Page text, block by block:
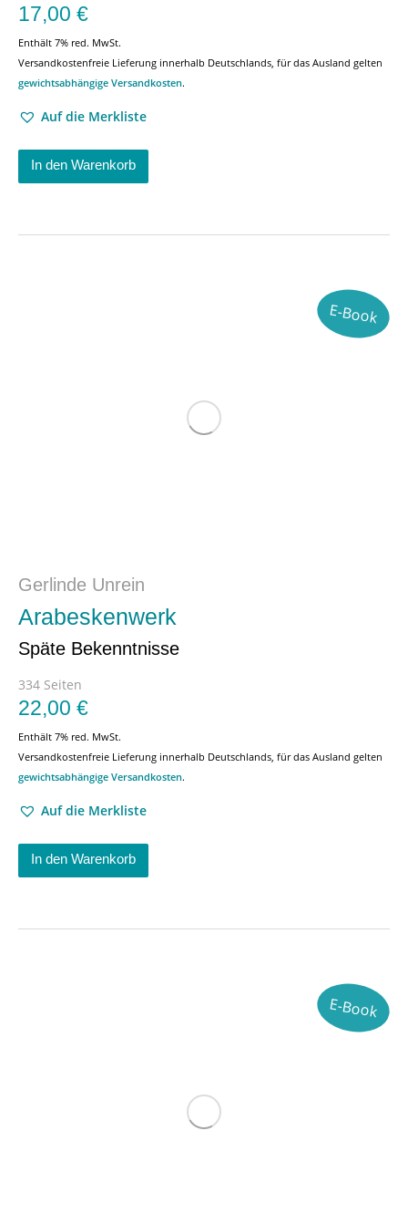
17,00 €
Enthält 7% red. MwSt.
Versandkostenfreie Lieferung innerhalb Deutschlands, für das Ausland gelten
gewichtsabhängige Versandkosten.
Auf die Merkliste
In den Warenkorb
E-Book
Gerlinde Unrein
Arabeskenwerk
Späte Bekenntnisse
334 Seiten
22,00 €
Enthält 7% red. MwSt.
Versandkostenfreie Lieferung innerhalb Deutschlands, für das Ausland gelten
gewichtsabhängige Versandkosten.
Auf die Merkliste
In den Warenkorb
E-Book